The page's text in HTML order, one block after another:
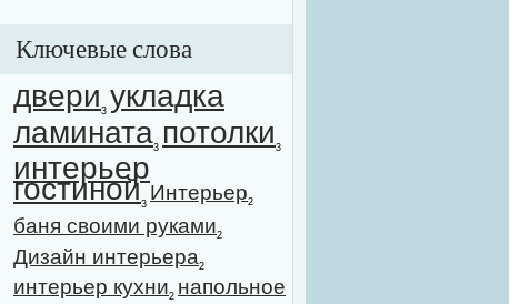
Ключевые слова
двери 3 укладка
ламината3 потолки 3
интерьер
гостиной3 Интерьер2
баня своими руками2
Дизайн интерьера2
интерьер кухни2 напольное